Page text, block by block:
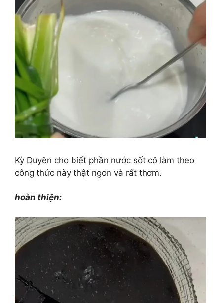
Kỳ Duyên cho biết phần nước sốt cô làm theo
công thức này thật ngon và rất thơm.
hoàn thiện: